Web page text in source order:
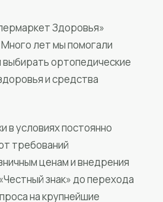
Здоровья»
лет мы помогали
ортопедические
и средства
в условиях постоянно
требований
ценам и внедрения
знак» до перехода
на крупнейшие